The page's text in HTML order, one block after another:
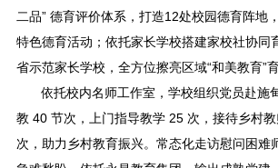
二品” 德育评价体系，打造12处校园德育阵地
特色德育活动；依托家长学校搭建家校社协同
省示范家长学校，全方位擦亮区域“和美教育”育
依托校内名师工作室，学校组织党员赴施
教 40 节次，上门指导教学 25 次，接待乡村
次，助力乡村教育振兴。常态化走访慰问困难